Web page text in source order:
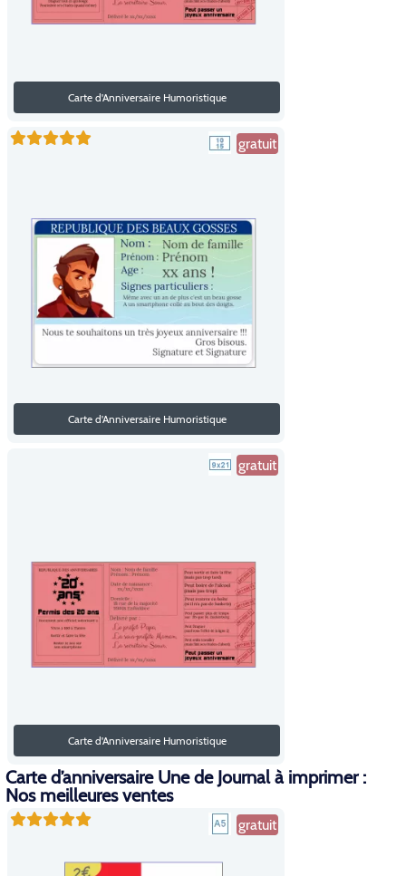
Carte d'Anniversaire Humoristique
gratuit
Carte d'Anniversaire Humoristique
gratuit
Carte d'Anniversaire Humoristique
Carte d’anniversaire Une de Journal à imprimer :
Nos meilleures ventes
gratuit